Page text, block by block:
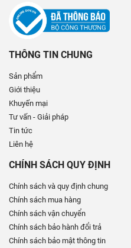
THÔNG TIN CHUNG
Sản phẩm
Giới thiệu
Khuyến mại
Tư vấn - Giải pháp
Tin tức
Liên hệ
CHÍNH SÁCH QUY ĐỊNH
Chính sách và quy định chung
Chính sách mua hàng
Chính sách vận chuyển
Chính sách bảo hành đổi trả
Chính sách bảo mật thông tin